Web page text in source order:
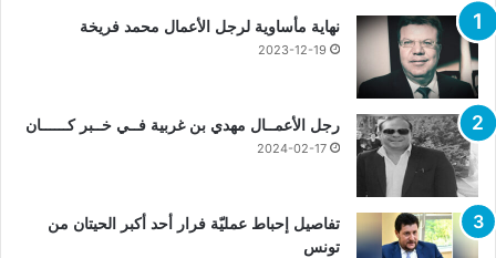
نهاية مأساوية لرجل الأعمال محمد فريخة
2023-12-19
رجل الأعمــال مهدي بن غربية فــي خــبر كــــــان
2024-02-17
تفاصيل إحباط عمليّة فرار أحد أكبر الحيتان من
تونس